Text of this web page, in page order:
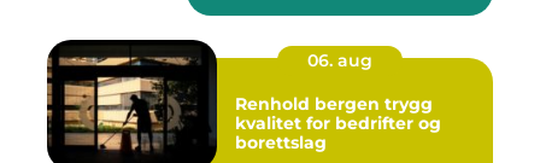
06. aug
Renhold bergen trygg
kvalitet for bedrifter og
borettslag